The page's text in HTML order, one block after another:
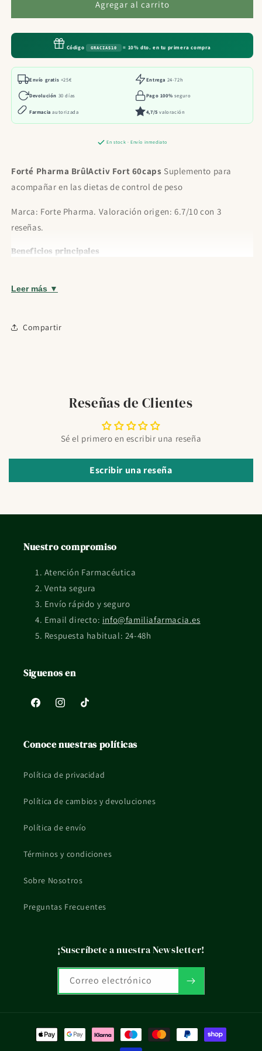
Pharma
Forté
Pharma
Fort
60caps
Agregar al carrito
Código GRACIAS10 = 10% dto. en tu primera compra
Envío gratis +25€ Entrega 24-72h
Devolución 30 días Pago 100% seguro
Farmacia autorizada 4,7/5 valoración
En stock · Envío inmediato
Forté Pharma BrûlActiv Fort 60caps Suplemento para
acompañar en las dietas de control de peso
Marca: Forte Pharma. Valoración origen: 6.7/10 con 3
reseñas.
Beneficios principales
Indicado para uso diario según las necesidades de cada
frecuencia a la rutina personal.
¿Para qué tipo de rutina está pensado Forté Pharma
BrûlActiv Fort 60caps?
Está orientado a una rutina de cuidado cotidiano dentro de
Conviene revisar el formato exacto en la ficha y el
Si tienes una situación concreta, embarazo, lactancia, piel
reactiva o tratamiento en curso, mejor consultarlo con un
profesional sanitario.
consejo profesional ni el etiquetado oficial del fabricante.
Leer más ▼
Compartir
Reseñas de Clientes
Sé el primero en escribir una reseña
Escribir una reseña
Nuestro compromiso
Atención Farmacéutica
Venta segura
Envío rápido y seguro
Email directo: info@familiafarmacia.es
Respuesta habitual: 24-48h
Siguenos en
FacebookInstagramTikTok
Conoce nuestras políticas
Política de privacidad
Política de cambios y devoluciones
Política de envío
Términos y condiciones
Sobre Nosotros
Preguntas Frecuentes
¡Suscríbete a nuestra Newsletter!
Correo electrónico
Formas